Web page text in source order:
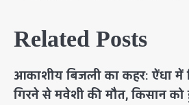
Related Posts
आकाशीय बिजली का कहर: ऐंधा में
गिरने से मवेशी की मौत, किसान